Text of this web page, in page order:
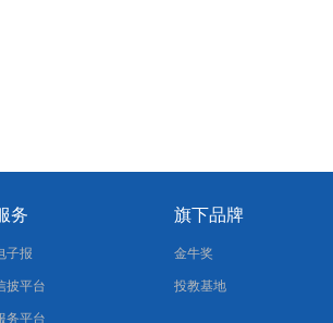
务
子报
披平台
务平台
旗下品牌
金牛奖
投教基地